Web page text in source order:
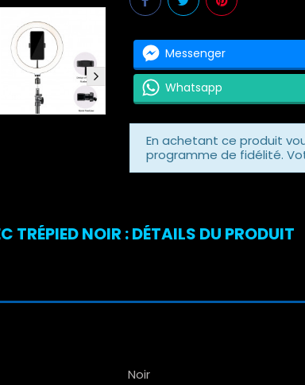
Messenger
Whatsapp
En achetant ce produit
programme de fidélité.
TRÉPIED NOIR : DÉTAILS DU PRODUIT
Noir